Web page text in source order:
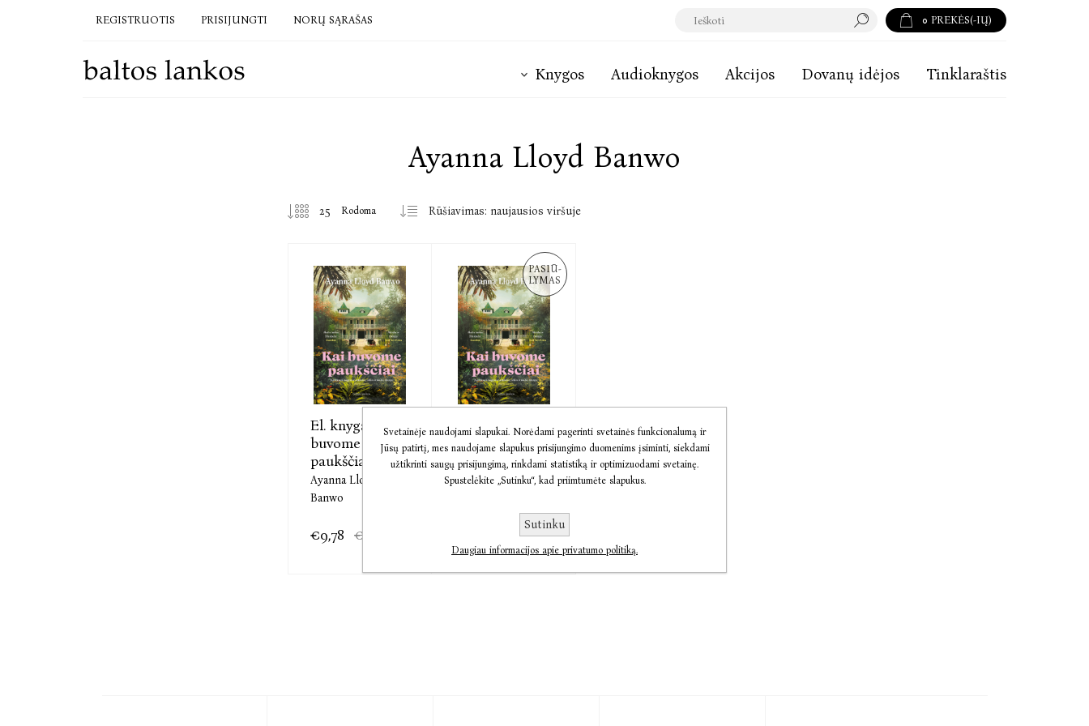
REGISTRUOTIS PRISIJUNGTI NORŲ SĄRAŠAS 0 PREKĖS(-IŲ)
Knygos Audioknygos Akcijos Dovanų idėjos Tinklaraštis
Ayanna Lloyd Banwo
Rodoma
El. knyga Kai
buvome
paukščiai
Ayanna Lloyd
Banwo
€9,78 €12,22
PASIŪ-
LYMAS
Kai buvome
paukščiai
Ayanna Lloyd
Banwo
€14,70
Svetainėje naudojami slapukai. Norėdami pagerinti svetainės funkcionalumą ir
Jūsų patirtį, mes naudojame slapukus prisijungimo duomenims įsiminti, siekdami
užtikrinti saugų prisijungimą, rinkdami statistiką ir optimizuodami svetainę.
Spustelėkite „Sutinku“, kad priimtumėte slapukus.
Sutinku
Daugiau informacijos apie privatumo politiką.